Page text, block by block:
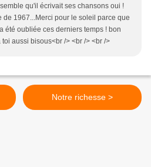
qu'il écrivait ses chansons oui !
de 1967...Merci pour le soleil parce que
été oubliée ces derniers temps ! bon
aussi bisous<br /> <br /> <br />
Notre richesse >